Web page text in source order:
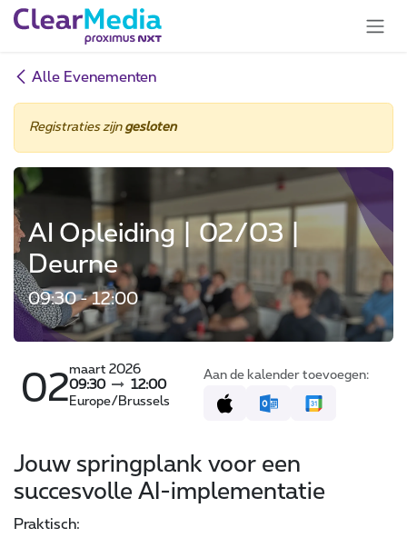
Overslaan naar inhoud
Alle Evenementen
Registraties zijn gesloten
AI Opleiding | 02/03 |
Deurne
09:30 - 12:00
02
maart 2026
09:30
12:00
Europe/Brussels
Aan de kalender toevoegen:
Jouw springplank voor een
succesvolle AI-implementatie
Praktisch: